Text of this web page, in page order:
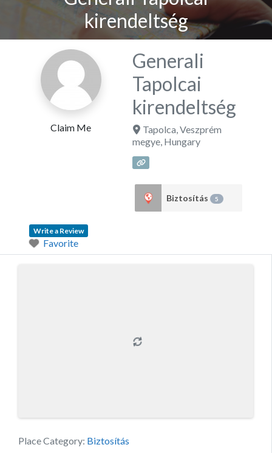
kirendeltség
Claim Me
Generali
Tapolcai
kirendeltség
Tapolca,Veszprém
megye, Hungary
Biztosítás 5
Write a Review
Favorite
Place Category: Biztosítás